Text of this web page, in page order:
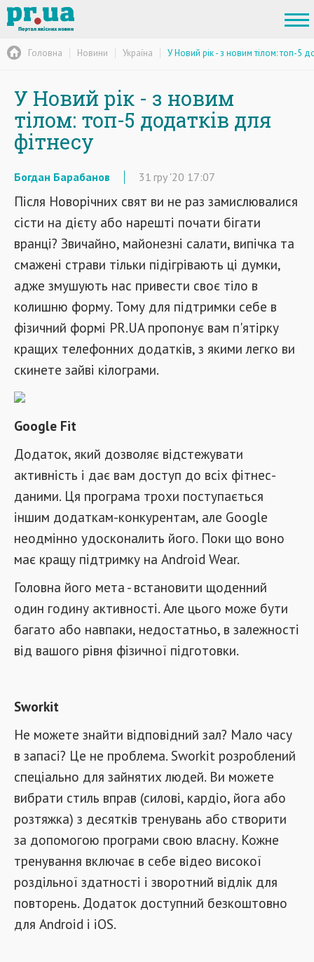
Головна Новини Україна У Новий рік - з новим тілом: топ-5
У Новий рік - з новим
тілом: топ-5 додатків для
фітнесу
Богдан Барабанов 31 гру '20 17:07
Після Новорічних свят ви не раз замислювалися
сісти на дієту або нарешті почати бігати
вранці? Звичайно, майонезні салати, випічка та
смажені страви тільки підігрівають ці думки,
адже змушують нас привести своє тіло в
колишню форму. Тому для підтримки себе в
фізичний формі PR.UA пропонує вам п'ятірку
кращих телефонних додатків, з якими легко ви
скинете зайві кілограми.
Google Fit
Додаток, який дозволяє відстежувати
активність і дає вам доступ до всіх фітнес-
даними. Ця програма трохи поступається
іншим додаткам-конкурентам, але Google
неодмінно удосконалить його. Поки що воно
має кращу підтримку на Android Wear.
Головна його мета - встановити щоденний
один годину активності. Але цього може бути
багато або навпаки, недостатньо, в залежності
від вашого рівня фізичної підготовки.
Sworkit
Не можете знайти відповідний зал? Мало часу
в запасі? Це не проблема. Sworkit розроблений
спеціально для зайнятих людей. Ви можете
вибрати стиль вправ (силові, кардіо, йога або
розтяжка) з десятків тренувань або створити
за допомогою програми свою власну. Кожне
тренування включає в себе відео високої
роздільної здатності і зворотний відлік для
повторень. Додаток доступний безкоштовно
для Android і iOS.